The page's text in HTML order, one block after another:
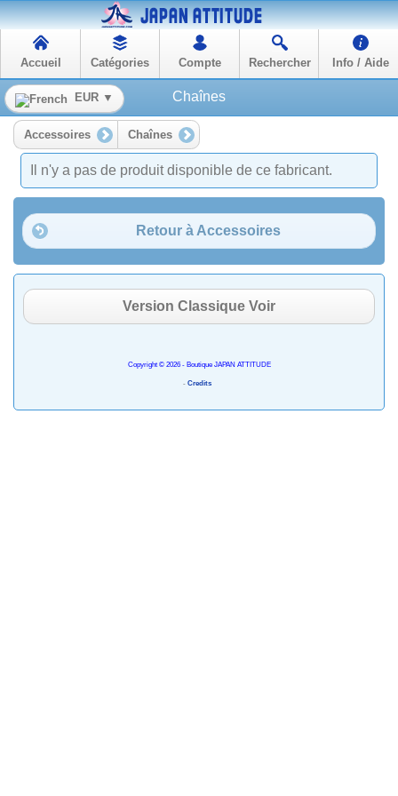
Accueil Catégories Compte Rechercher Info / Aide
EUR ▼ Chaînes
Accessoires Chaînes
Il n'y a pas de produit disponible de ce fabricant.
Retour à Accessoires
Version Classique Voir
Copyright © 2026 - Boutique JAPAN ATTITUDE
- Credits